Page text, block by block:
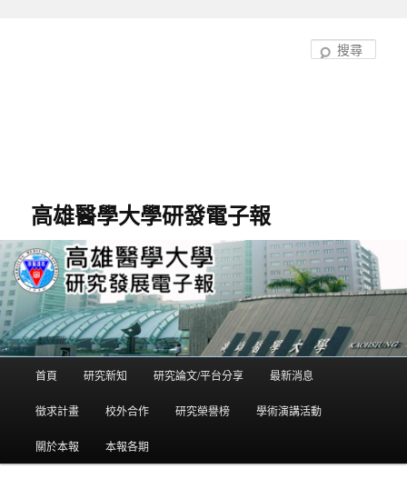
高雄醫學大學研發電子報
單
首頁 研究新知 研究論文/平台分享 最新消息
徵求計畫 校外合作 研究榮譽榜 學術演講活動
關於本報 本報各期